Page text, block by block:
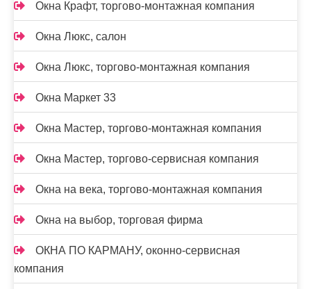
Окна Крафт, торгово-монтажная компания
Окна Люкс, салон
Окна Люкс, торгово-монтажная компания
Окна Маркет 33
Окна Мастер, торгово-монтажная компания
Окна Мастер, торгово-сервисная компания
Окна на века, торгово-монтажная компания
Окна на выбор, торговая фирма
ОКНА ПО КАРМАНУ, оконно-сервисная
компания